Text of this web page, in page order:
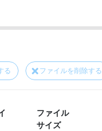
る ファイルを削除する
ファイル
サイズ